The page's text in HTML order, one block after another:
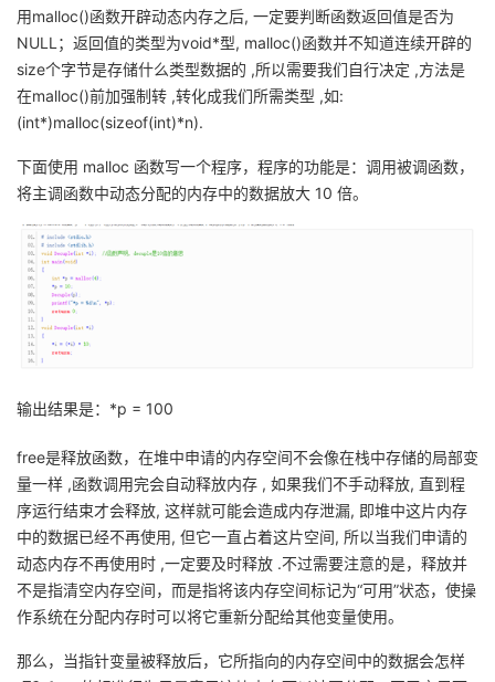
用malloc()函数开辟动态内存之后, 一定要判断函数返回值是否为
NULL ；返回值的类型为void*型, malloc()函数并不知道连续开辟的
size个字节是存储什么类型数据的 ,所以需要我们自行决定 ,方法是
在malloc()前加强制转 ,转化成我们所需类型 ,如:
(int*)malloc(sizeof(int)*n).
下面使用 malloc 函数写一个程序，程序的功能是：调用被调函数，
将主调函数中动态分配的内存中的数据放大 10 倍。
输出结果是： *p = 100
free是释放函数，在堆中申请的内存空间不会像在栈中存储的局部变
量一样 ,函数调用完会自动释放内存 , 如果我们不手动释放, 直到程
序运行结束才会释放, 这样就可能会造成内存泄漏, 即堆中这片内存
中的数据已经不再使用, 但它一直占着这片空间, 所以当我们申请的
动态内存不再使用时 ,一定要及时释放 .不过需要注意的是，释放并
不是指清空内存空间，而是指将该内存空间标记为“可用”状态，使操
作系统在分配内存时可以将它重新分配给其他变量使用。
那么，当指针变量被释放后，它所指向的内存空间中的数据会怎样